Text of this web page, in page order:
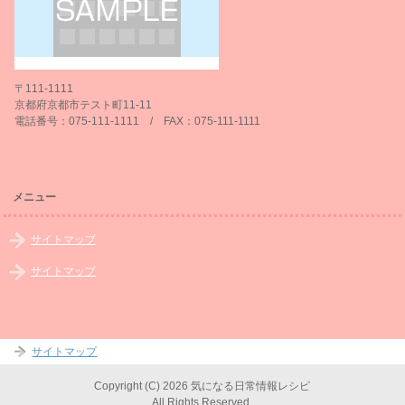
〒111-1111
京都府京都市テスト町11-11
電話番号：075-111-1111 / FAX：075-111-1111
メニュー
サイトマップ
サイトマップ
サイトマップ
Copyright (C) 2026 気になる日常情報レシピ
All Rights Reserved.